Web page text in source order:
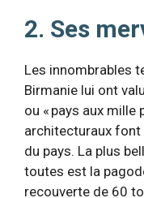
2. Ses
Les innombrables
Birmanie lui ont
ou « pays aux mille
architecturaux font
du pays. La plus
toutes est la
recouverte de 60